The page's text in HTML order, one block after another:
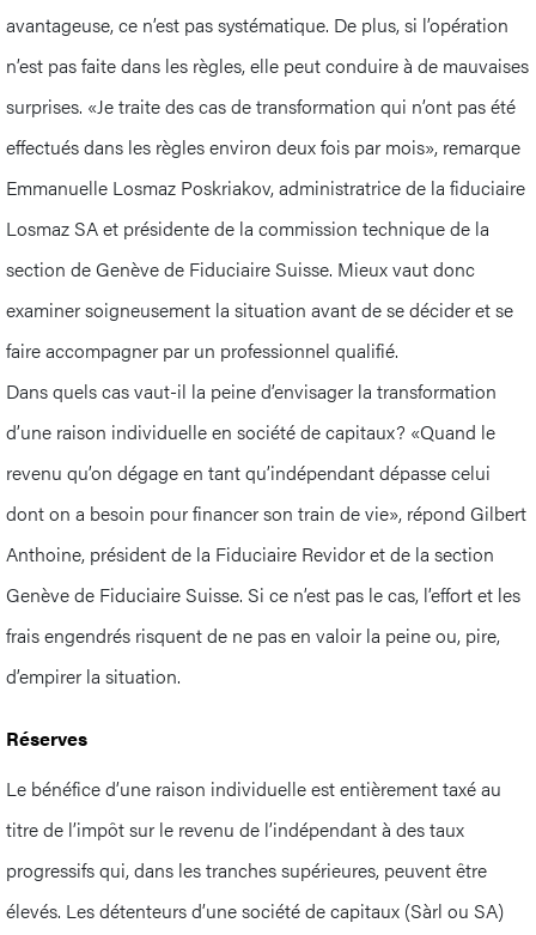
avantageuse, ce n’est pas systématique. De plus, si l’opération
n’est pas faite dans les règles, elle peut conduire à de mauvaises
surprises. «Je traite des cas de transformation qui n’ont pas été
effectués dans les règles environ deux fois par mois», remarque
Emmanuelle Losmaz Poskriakov, administratrice de la fiduciaire
Losmaz SA et présidente de la commission technique de la
section de Genève de Fiduciaire Suisse. Mieux vaut donc
examiner soigneusement la situation avant de se décider et se
faire accompagner par un professionnel qualifié.
Dans quels cas vaut-il la peine d’envisager la transformation
d’une raison individuelle en société de capitaux? «Quand le
revenu qu’on dégage en tant qu’indépendant dépasse celui
dont on a besoin pour financer son train de vie», répond Gilbert
Anthoine, président de la Fiduciaire Revidor et de la section
Genève de Fiduciaire Suisse. Si ce n’est pas le cas, l’effort et les
frais engendrés risquent de ne pas en valoir la peine ou, pire,
d’empirer la situation.
Réserves
Le bénéfice d’une raison individuelle est entièrement taxé au
titre de l’impôt sur le revenu de l’indépendant à des taux
progressifs qui, dans les tranches supérieures, peuvent être
élevés. Les détenteurs d’une société de capitaux (Sàrl ou SA)